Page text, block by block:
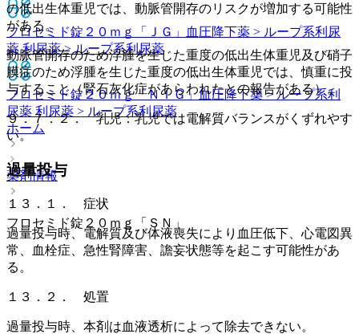
フロセミド錠２０ｍｇ「ＪＧ」
血圧降下薬 > ループ系利尿
薬 利尿薬 > ループ系利尿薬
フロセミド錠２０ｍｇ「ＮＩＧ」血圧降下薬 > ループ系利
尿薬 利尿薬 > ループ系利尿薬
ホーム
薬剤情報
フロセミド錠２０ｍｇ「ＳＮ」
の低出生体重児では、動脈管開存のリスクが増加する可能性
がある。
動脈管開存のため浮腫を生じた重度の低出生体重児及び硝子
膜症のため浮腫を生じた重度の低出生体重児では、慎重に投
与すること（腎石灰化症があらわれたとの報告がある）。
９．７．２． 乳児：乳児では電解質バランスがくずれやす
い。
過量投与
１３．１． 症状
過量投与時、電解質及び体液喪失により血圧低下、心電図異
常、血栓症、急性腎障害、譫妄状態等を起こす可能性があ
る。
１３．２． 処置
過量投与時、本剤は血液透析によって除去できない。